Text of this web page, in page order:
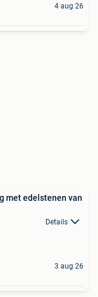
4 aug 26
met edelstenen van
Details
3 aug 26